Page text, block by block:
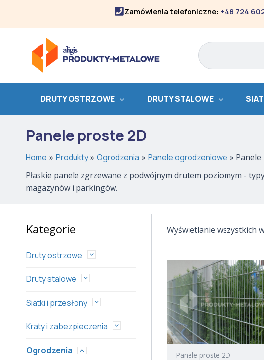
Zamówienia telefoniczne: +48 724
Search
DRUTY OSTRZOWE DRUTY STALOWE
Panele proste 2D
Home Produkty Ogrodzenia Panele ogrodzeniowe
Płaskie panele zgrzewane z podwójnym drutem poziomym -
magazynów i parkingów.
Kategorie
Druty ostrzowe
Druty stalowe
Siatki i przesłony
Kraty i zabezpieczenia
Ogrodzenia
Wyświetlanie wszystkich
Panele proste 2D